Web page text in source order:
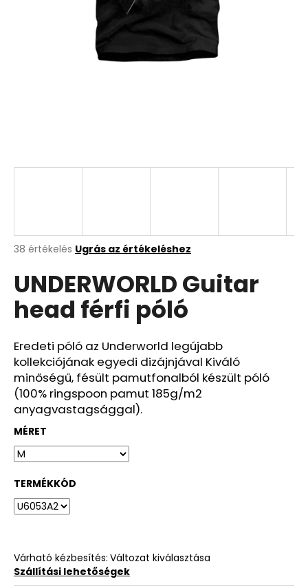
A
átlagos
értékelése
5-
ből
csillag.
38 értékelés Ugrás az értékeléshez
UNDERWORLD Guitar
head férfi póló
Eredeti póló az Underworld legújabb
kollekciójának egyedi dizájnjával Kiváló
minőségű, fésült pamutfonalból készült póló
(100% ringspoon pamut 185g/m2
anyagvastagsággal).
MÉRET
TERMÉKKÓD
Várható kézbesítés: Változat kiválasztása
Szállítási lehetőségek